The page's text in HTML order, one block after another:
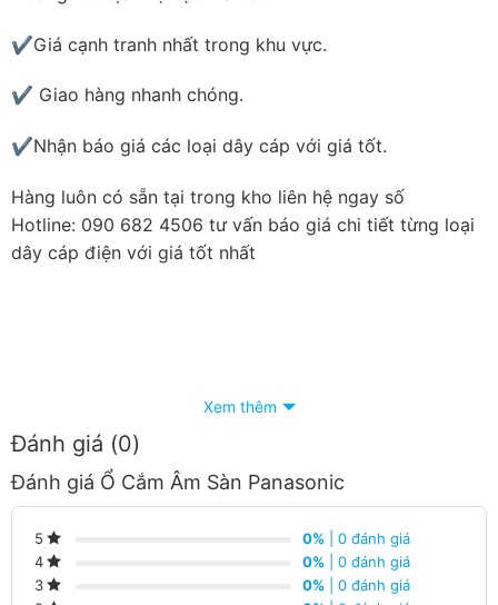
✔Giá cạnh tranh nhất trong khu vực.
✔ Giao hàng nhanh chóng.
✔Nhận báo giá các loại dây cáp với giá tốt.
Hàng luôn có sẵn tại trong kho liên hệ ngay số
Hotline: 090 682 4506 tư vấn báo giá chi tiết từng loại
dây cáp điện với giá tốt nhất
Xem thêm
Đánh giá (0)
Đánh giá Ổ Cắm Âm Sàn Panasonic
5 0% | 0 đánh giá
4
0% | 0 đánh giá
3
0% | 0 đánh giá